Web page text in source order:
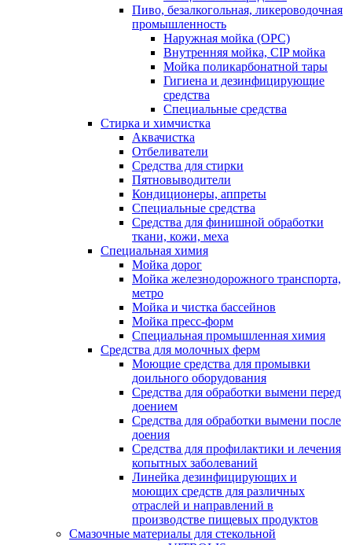
Пиво, безалкогольная, ликероводочная
промышленность
Наружная мойка (ОРС)
Внутренняя мойка, CIP мойка
Мойка поликарбонатной тары
Гигиена и дезинфицирующие
средства
Специальные средства
Стирка и химчистка
Аквачистка
Отбеливатели
Средства для стирки
Пятновыводители
Кондиционеры, аппреты
Специальные средства
Средства для финишной обработки
ткани, кожи, меха
Специальная химия
Мойка дорог
Мойка железнодорожного транспорта,
метро
Мойка и чистка бассейнов
Мойка пресс-форм
Специальная промышленная химия
Средства для молочных ферм
Моющие средства для промывки
доильного оборудования
Средства для обработки вымени перед
доением
Средства для обработки вымени после
доения
Средства для профилактики и лечения
копытных заболеваний
Линейка дезинфицирующих и
моющих средств для различных
отраслей и направлений в
производстве пищевых продуктов
Смазочные материалы для стекольной